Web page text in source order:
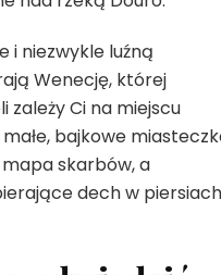
i niezwykle luźną
Wenecję, której
zależy Ci na miejscu
bajkowe
skarbów, a
dech w piersiach